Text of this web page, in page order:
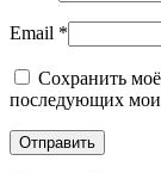
Email *
Сохранить
последующих